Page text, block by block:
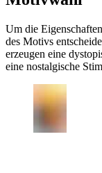
Um die
des Motivs
erzeugen eine
eine nostalgische